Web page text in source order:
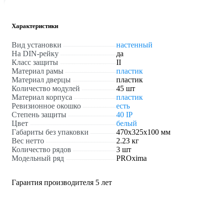
Характеристики
Вид установки
настенный
На DIN-рейку
да
Класс защиты
II
Материал рамы
пластик
Материал дверцы
пластик
Количество модулей
45 шт
Материал корпуса
пластик
Ревизионное окошко
есть
Степень защиты
40 IP
Цвет
белый
Габариты без упаковки
470х325х100 мм
Вес нетто
2.23 кг
Количество рядов
3 шт
Модельный ряд
PROxima
Гарантия производителя 5 лет